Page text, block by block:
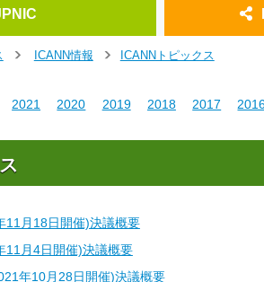
ICANN情報
ICANNトピックス
2021 2020 2019 2018 2017
11月18日開催)決議概要
11月4日開催)決議概要
年10月28日開催)決議概要